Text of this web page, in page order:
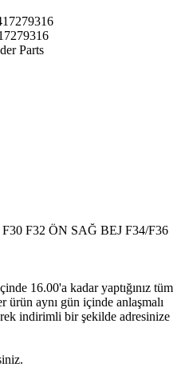
Parts
F32 ÖN SAĞ BEJ F34/F36
16.00'a kadar yaptığınız tüm
ürün aynı gün içinde anlaşmalı
indirimli bir şekilde adresinize